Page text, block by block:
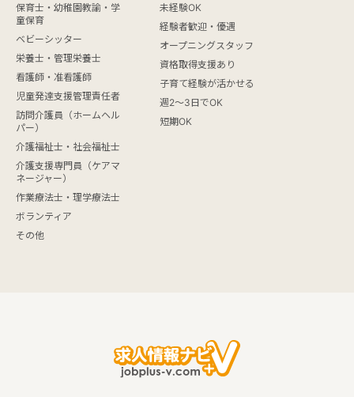
保育士・幼稚園教諭・学
童保育
ベビーシッター
栄養士・管理栄養士
看護師・准看護師
児童発達支援管理責任者
訪問介護員（ホームヘル
パー）
介護福祉士・社会福祉士
介護支援専門員（ケアマ
ネージャー）
作業療法士・理学療法士
ボランティア
その他
未経験OK
経験者歓迎・優遇
オープニングスタッフ
資格取得支援あり
子育て経験が活かせる
週2～3日でOK
短期OK